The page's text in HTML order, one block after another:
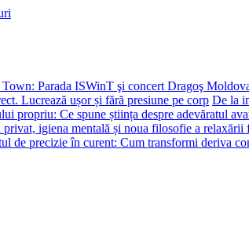
Parada ISWinT şi concert Dragoş
Lucrează ușor și fără presiune pe corp De la
propriu: Ce spune știința despre adevăratul
igiena mentală și noua filosofie a relaxării
de precizie în curent: Cum transformi deriva